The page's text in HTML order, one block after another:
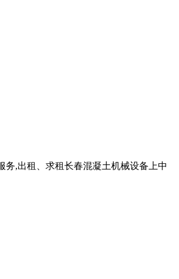
,出租、求租长春混凝土机械设备上中